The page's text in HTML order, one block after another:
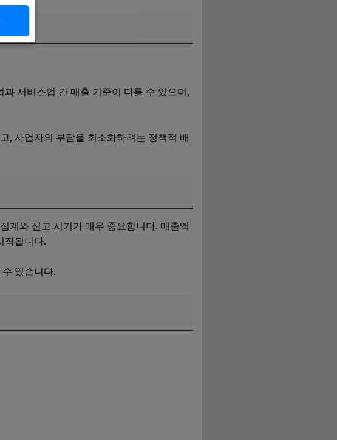
서비스업 간 매출 기준이 다를 수 있으며,
, 사업자의 부담을 최소화하려는 정책적 배
계와 신고 시기가 매우 중요합니다. 매출액
작됩니다.
있습니다.